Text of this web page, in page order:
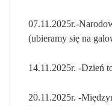
07.11.2025r.-
(ubieramy się na
14.11.2025r. -Dzień
20.11.2025r. -